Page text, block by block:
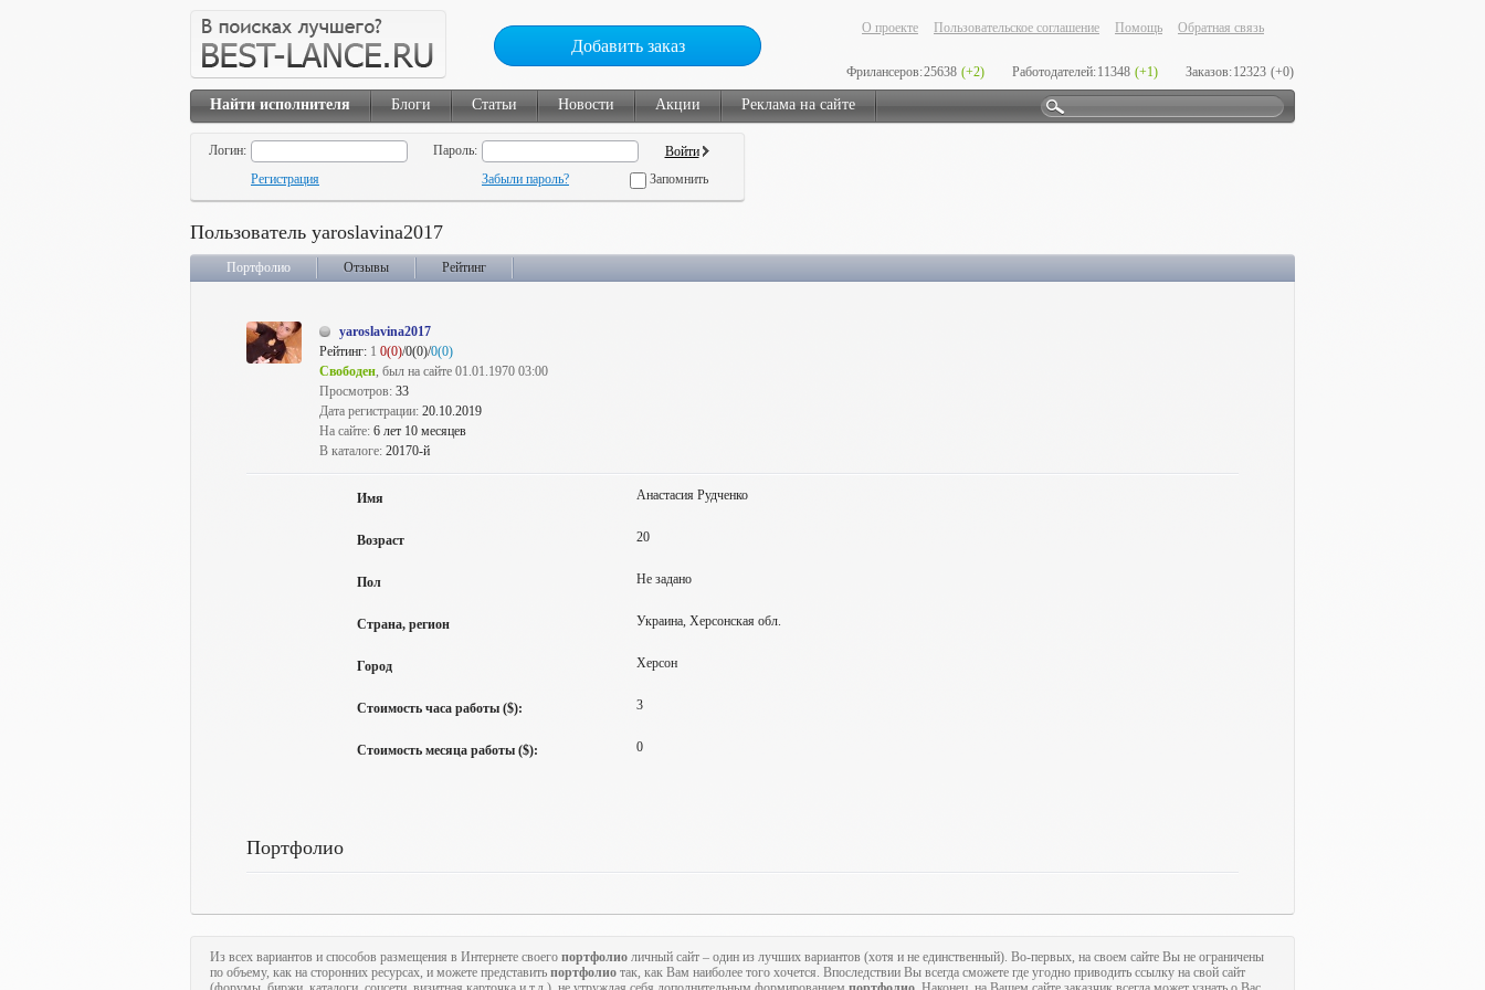
Добавить заказ
О проекте Пользовательское соглашение Помощь Обратная связь
Фрилансеров:25638 (+2) Работодателей:11348 (+1) Заказов:12323 (+0)
Найти исполнителя Блоги Статьи Новости Акции Реклама на сайте
Логин:
Пароль:
Регистрация
Забыли пароль? Запомнить
Пользователь yaroslavina2017
Портфолио Отзывы Рейтинг
yaroslavina2017
Рейтинг: 1 0(0)/0(0)/0(0)
Свободен, был на сайте 01.01.1970 03:00
Просмотров: 33
Дата регистрации: 20.10.2019
На сайте: 6 лет 10 месяцев
В каталоге: 20170-й
Имя Анастасия Рудченко
Возраст 20
Пол Не задано
Страна, регион Украина, Херсонская обл.
Город Херсон
Стоимость часа работы ($): 3
Стоимость месяца работы ($): 0
Портфолио
Из всех вариантов и способов размещения в Интернете своего портфолио личный сайт – один из лучших вариантов (хотя и не единственный). Во-первых, на своем сайте Вы не ограничены
по объему, как на сторонних ресурсах, и можете представить портфолио так, как Вам наиболее того хочется. Впоследствии Вы всегда сможете где угодно приводить ссылку на свой сайт